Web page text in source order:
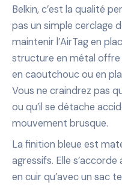
Belkin, c’est la qualité
pas un simple cerclage
maintenir l’AirTag en
structure en métal offre
en caoutchouc ou en
Vous ne craindrez pas
ou qu’il se détache
mouvement brusque.
La finition bleue est
agressifs. Elle
en cuir qu’avec un sac